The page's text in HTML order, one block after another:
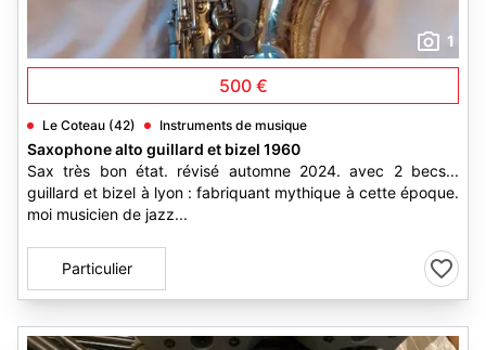
1
500 €
Le Coteau (42) Instruments de musique
Saxophone alto guillard et bizel 1960
Sax très bon état. révisé automne 2024. avec 2 becs...
guillard et bizel à lyon : fabriquant mythique à cette époque.
moi musicien de jazz...
Particulier